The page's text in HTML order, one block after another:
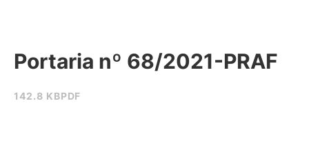
142.8 KBPDF
Portaria nº 68/2021-PRAF